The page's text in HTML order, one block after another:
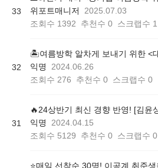
33
위포트매니저
2025.07.03
조회수 1392 추천수 0 스크랩수 1
32
익명
2024.06.26
조회수 276 추천수 0 스크랩수 0
31
익명
2024.04.15
조회수 5129 추천수 0 스크랩수 0